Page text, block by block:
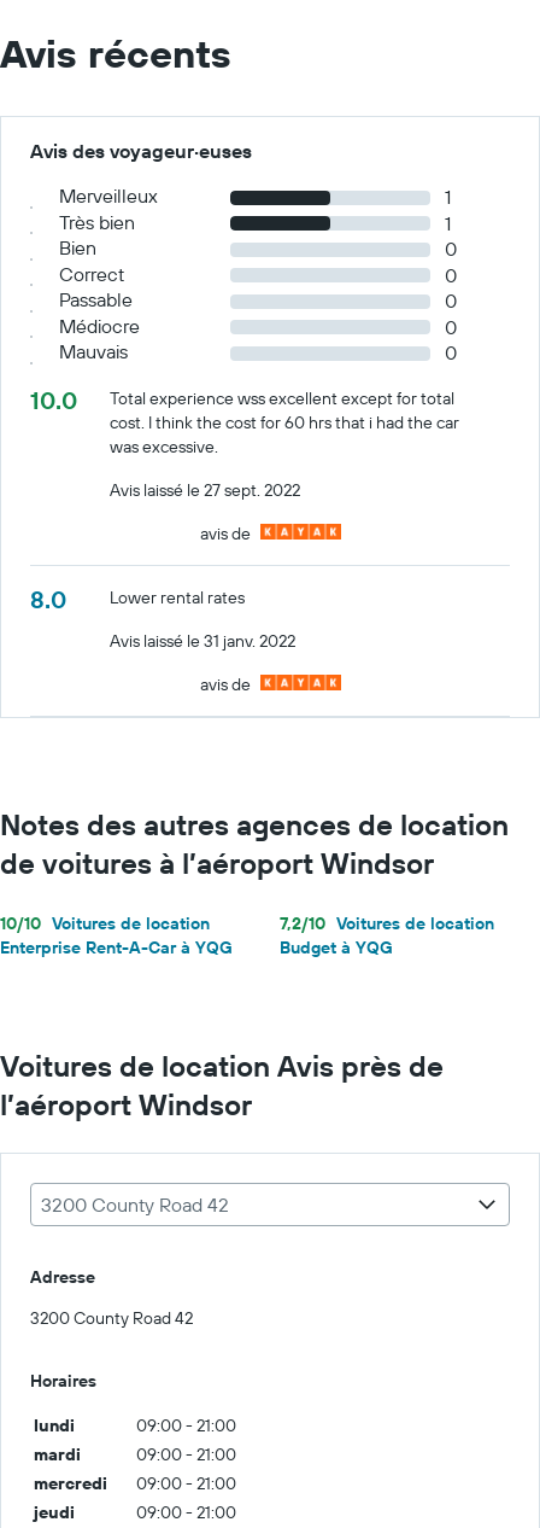
Avis récents
Avis des voyageur·euses
Merveilleux
1
Très bien
1
Bien
0
Correct
0
Passable
0
Médiocre
0
Mauvais
0
10.0
Total experience wss excellent except for total
cost. I think the cost for 60 hrs that i had the car
was excessive.
Avis laissé le 27 sept. 2022
avis de
8.0
Lower rental rates
Avis laissé le 31 janv. 2022
avis de
Notes des autres agences de location
de voitures à l’aéroport Windsor
10/10 Voitures de location
Enterprise Rent-A-Car à YQG
7,2/10 Voitures de location
Budget à YQG
Voitures de location Avis près de
l’aéroport Windsor
3200 County Road 42
Adresse
3200 County Road 42
Horaires
lundi
09:00 - 21:00
mardi
09:00 - 21:00
mercredi
09:00 - 21:00
jeudi
09:00 - 21:00